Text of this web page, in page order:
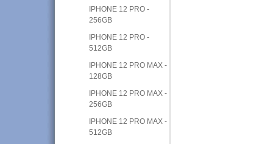
IPHONE 12 PRO -
256GB
IPHONE 12 PRO -
512GB
IPHONE 12 PRO MAX -
128GB
IPHONE 12 PRO MAX -
256GB
IPHONE 12 PRO MAX -
512GB